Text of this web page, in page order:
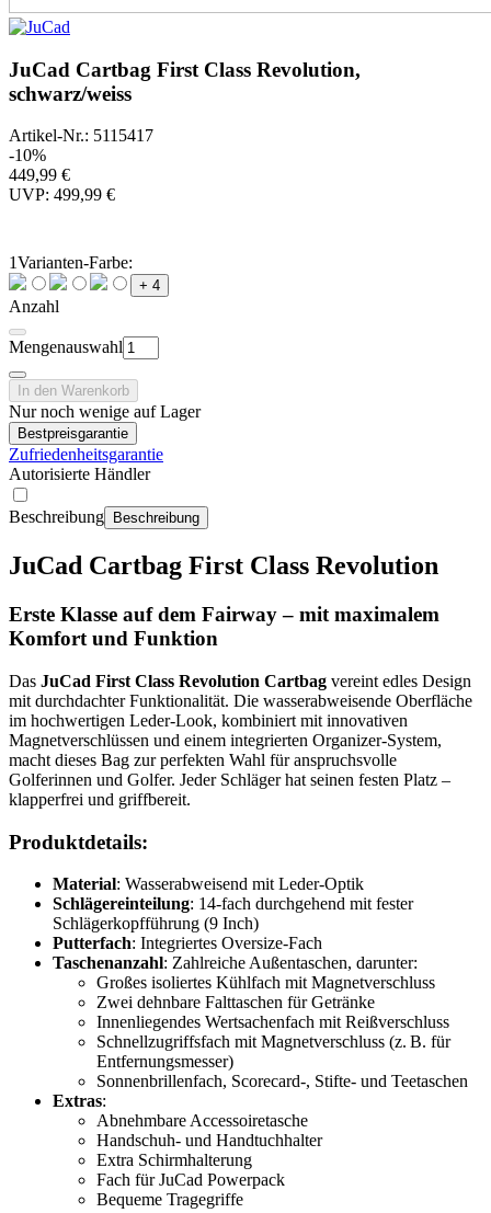
JuCad Cartbag First Class Revolution,
schwarz/weiss
Artikel-Nr.: 5115417
-10%
449,99 €
UVP: 499,99 €
1Varianten-Farbe:
+ 4
Anzahl
Mengenauswahl
In den Warenkorb
Nur noch wenige auf Lager
Bestpreisgarantie
Zufriedenheitsgarantie
Autorisierte Händler
Beschreibung Beschreibung
JuCad Cartbag First Class Revolution
Erste Klasse auf dem Fairway – mit maximalem
Komfort und Funktion
Das JuCad First Class Revolution Cartbag vereint edles Design
mit durchdachter Funktionalität. Die wasserabweisende Oberfläche
im hochwertigen Leder-Look, kombiniert mit innovativen
Magnetverschlüssen und einem integrierten Organizer-System,
macht dieses Bag zur perfekten Wahl für anspruchsvolle
Golferinnen und Golfer. Jeder Schläger hat seinen festen Platz –
klapperfrei und griffbereit.
Produktdetails:
Material: Wasserabweisend mit Leder-Optik
Schlägereinteilung: 14-fach durchgehend mit fester
Schlägerkopfführung (9 Inch)
Putterfach: Integriertes Oversize-Fach
Taschenanzahl: Zahlreiche Außentaschen, darunter:
Großes isoliertes Kühlfach mit Magnetverschluss
Zwei dehnbare Falttaschen für Getränke
Innenliegendes Wertsachenfach mit Reißverschluss
Schnellzugriffsfach mit Magnetverschluss (z. B. für
Entfernungsmesser)
Sonnenbrillenfach, Scorecard-, Stifte- und Teetaschen
Extras:
Abnehmbare Accessoiretasche
Handschuh- und Handtuchhalter
Extra Schirmhalterung
Fach für JuCad Powerpack
Bequeme Tragegriffe